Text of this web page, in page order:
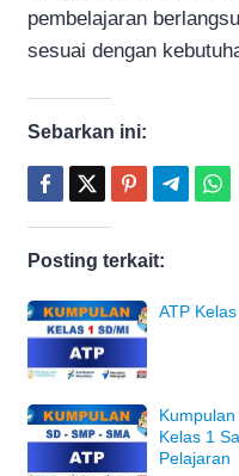
pembelajaran
sesuai dengan
Sebarkan ini:
Posting terkait:
ATP
Kelas 1
Pelajaran